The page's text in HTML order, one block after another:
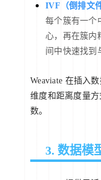
IVF（倒排文
每个簇有一个
心，再在簇内
间中快速找到
Weaviate 在插入
维度和距离度量
数。
3. 数据模